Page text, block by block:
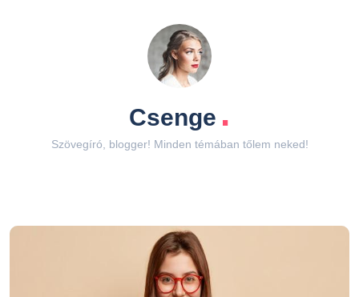
Csenge .
Szövegíró, blogger! Minden témában tőlem neked!